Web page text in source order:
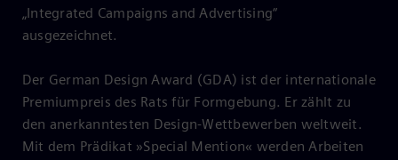
„Integrated Campaigns and Advertising“
ausgezeichnet.
Der German Design Award (GDA) ist der internationale
Premiumpreis des Rats für Formgebung. Er zählt zu
den anerkanntesten Design-Wettbewerben weltweit.
Mit dem Prädikat »Special Mention« werden Arbeiten